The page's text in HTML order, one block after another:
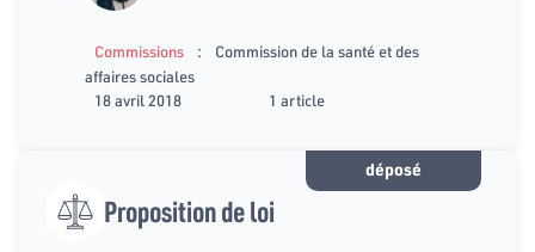
Commissions :
Commission de la santé et des
affaires sociales
18 avril 2018
1 article
déposé
Proposition de loi